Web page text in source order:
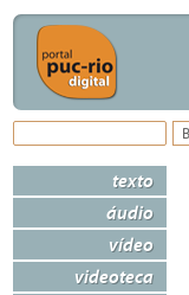
texto
áudio
vídeo
videoteca